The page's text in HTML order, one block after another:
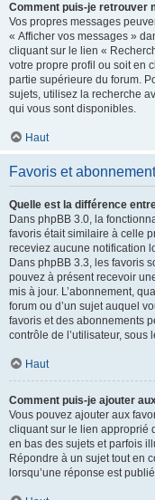
Comment puis-je retrouver
Vos propres messages
« Afficher vos messages »
cliquant sur le lien «
votre propre profil ou soit en
partie supérieure du forum.
sujets, utilisez la recherche
qui vous sont disponibles.
Haut
Favoris et
Quelle est la différence
Dans phpBB 3.0, la
favoris était similaire à celle
receviez aucune notification
Dans phpBB 3.3, les favoris
pouvez à présent recevoir
mis à jour. L’abonnement,
forum ou d’un sujet auquel
favoris et des abonnements
contrôle de l’utilisateur, sous
Haut
Comment puis-je ajouter
Vous pouvez ajouter aux
cliquant sur le lien approprié
en bas des sujets et parfois
Répondre à un sujet tout en
lorsqu’une réponse est